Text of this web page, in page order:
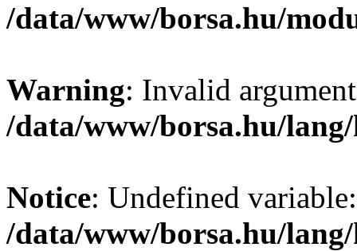
/data/www/borsa.hu/
Warning: Invalid
/data/www/borsa.hu/
Notice: Undefined
/data/www/borsa.hu/